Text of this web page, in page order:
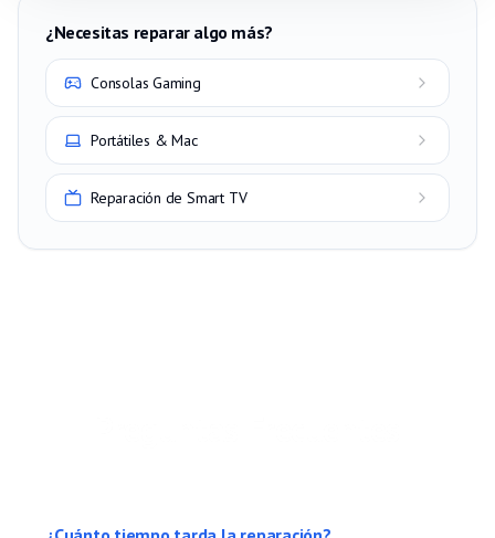
¿Necesitas reparar algo más?
Consolas Gaming
Portátiles & Mac
Reparación de Smart TV